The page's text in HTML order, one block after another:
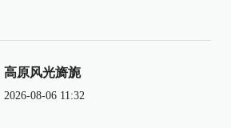
高原风光旖旎
2026-08-06 11:32